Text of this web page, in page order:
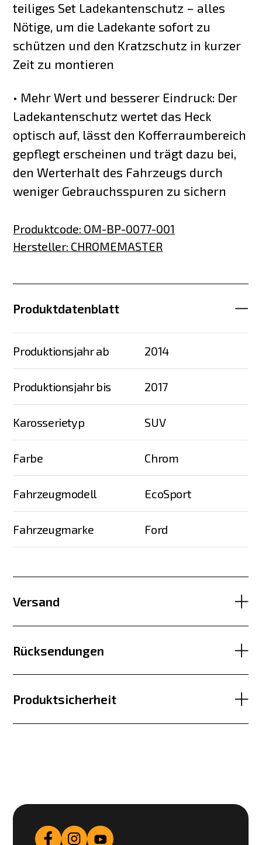
teiliges Set Ladekantenschutz – alles
Nötige, um die Ladekante sofort zu
schützen und den Kratzschutz in kurzer
Zeit zu montieren
• Mehr Wert und besserer Eindruck: Der
Ladekantenschutz wertet das Heck
optisch auf, lässt den Kofferraumbereich
gepflegt erscheinen und trägt dazu bei,
den Werterhalt des Fahrzeugs durch
weniger Gebrauchsspuren zu sichern
Produktcode: OM-BP-0077-001
Hersteller: CHROMEMASTER
Produktdatenblatt
Produktionsjahr ab 2014
Produktionsjahr bis 2017
Karosserietyp SUV
Farbe Chrom
Fahrzeugmodell EcoSport
Fahrzeugmarke Ford
Versand
Rücksendungen
Produktsicherheit